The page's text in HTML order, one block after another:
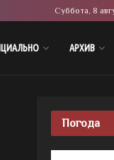
Суббота, 8
АРХИВ
Погода